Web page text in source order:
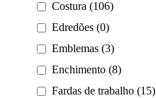
Costura (106)
Edredões (0)
Emblemas (3)
Enchimento (8)
Fardas de trabalho (15)